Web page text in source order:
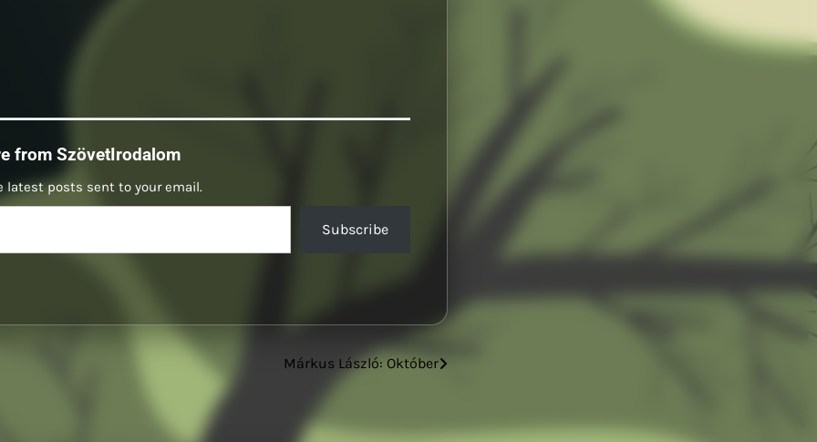
from SzövetIrodalom
latest posts sent to your email.
Subscribe
Márkus László: Október